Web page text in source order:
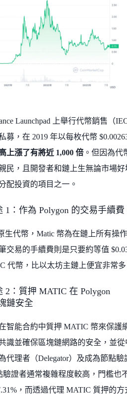
Launchpad 上舉行代幣銷售（
募，在 2019 年以每枚代幣
上漲了有將近 1,000 倍 。但因為代
民，且開發者和鏈上生無論市場好
配投資的項目之一。
1：作為 Polygon 的交易手續費
生代幣，Matic 幣為在鏈上所有操
交易的手續費則是只要約等值
代幣，比以太坊主鏈上便宜非常
2：質押 MATIC 在 Polygon
鏈安全
智能合約中質押 MATIC 幣來保護
識並確保區塊鏈網路的安全，並從
代理者（Delegator）及成為節點驗
驗證者通常複雜程度較高，門檻也
，而透過代理 MATIC 質押的方